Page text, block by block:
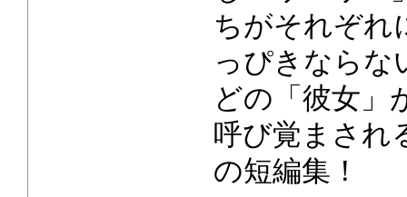
ちがそれぞれ
っぴきならな
どの「彼女」
呼び覚まされ
の短編集！